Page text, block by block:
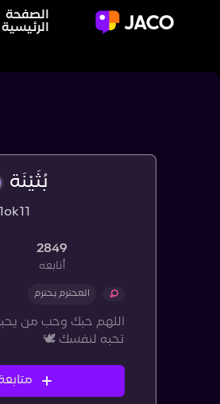
الصفحة
الرئيسية
بُثَيْنَة
2849
أتابعه
المحترم يحترم
اللهم حبك وحب من
تحبه لنفسك 🕊